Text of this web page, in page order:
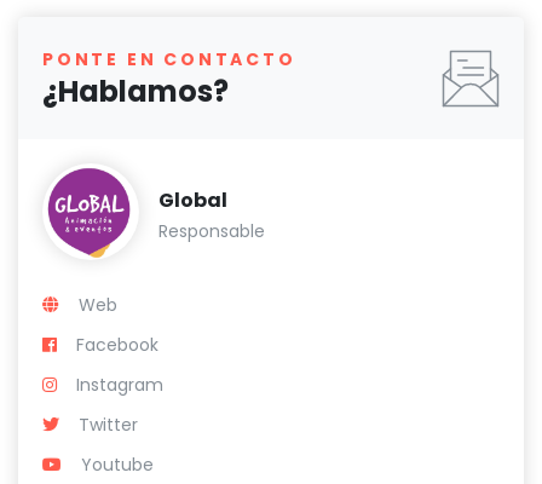
PONTE EN CONTACTO
¿Hablamos?
Global
Responsable
Web
Facebook
Instagram
Twitter
Youtube